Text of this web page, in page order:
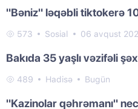
"Bəniz" ləqəbli tiktokerə
573 Sosial 06 avqust
Bakıda 35 yaşlı vəzifəli
489 Hadisə Bugün
"Kazinolar qəhrəmanı"